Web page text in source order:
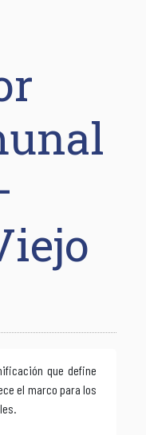
que define
el marco para los